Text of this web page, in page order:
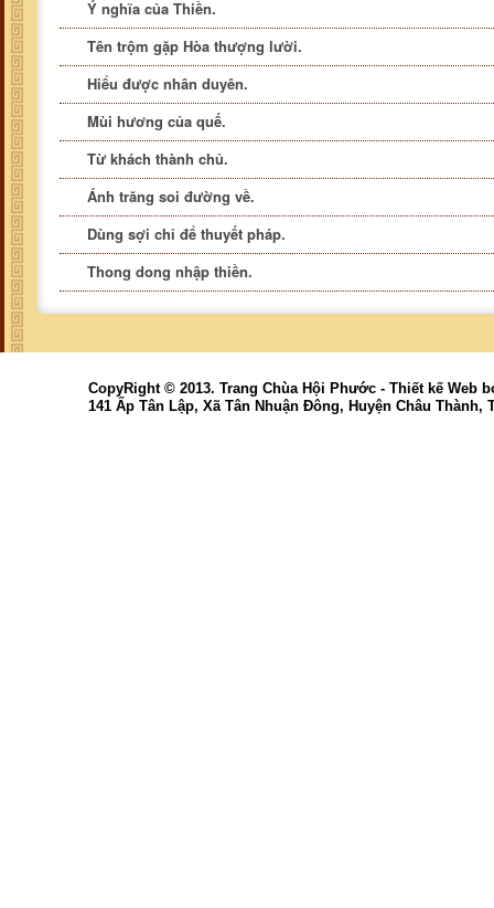
Ý nghĩa của Thiền.
Tên trộm gặp Hòa thượng lười.
Hiểu được nhân duyên.
Mùi hương của quế.
Từ khách thành chủ.
Ánh trăng soi đường về.
Dùng sợi chỉ để thuyết pháp.
Thong dong nhập thiền.
CopyRight © 2013. Trang Chùa Hội Phước - Thiết kế Web
141 Ấp Tân Lập, Xã Tân Nhuận Đông, Huyện Châu Thành,